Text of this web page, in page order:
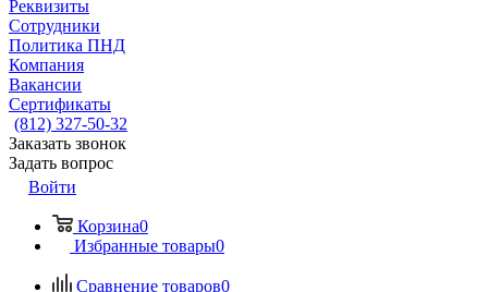
Реквизиты
Сотрудники
Политика ПНД
Компания
Вакансии
Сертификаты
(812) 327-50-32
Заказать звонок
Задать вопрос
Войти
Корзина0
Избранные товары0
Сравнение товаров0